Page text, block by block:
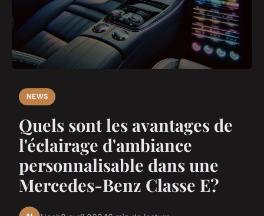
NEWS
Quels sont les avantages de
l'éclairage d'ambiance
personnalisable dans une
Mercedes-Benz Classe E?